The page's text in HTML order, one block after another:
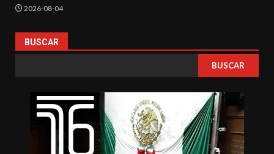
2026-08-04
BUSCAR
BUSCAR